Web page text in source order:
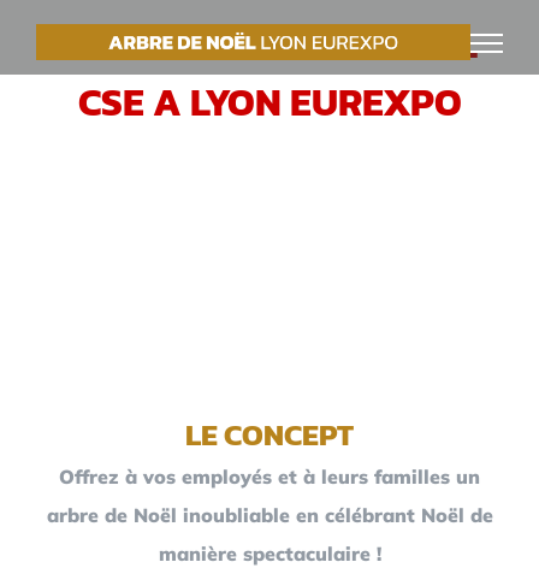
PasserVOTRE ARBRE DE NOËL
CSE A LYON EUREXPO
LE CONCEPT
Offrez à vos employés et à leurs familles un
arbre de Noël inoubliable en célébrant Noël de
manière spectaculaire !